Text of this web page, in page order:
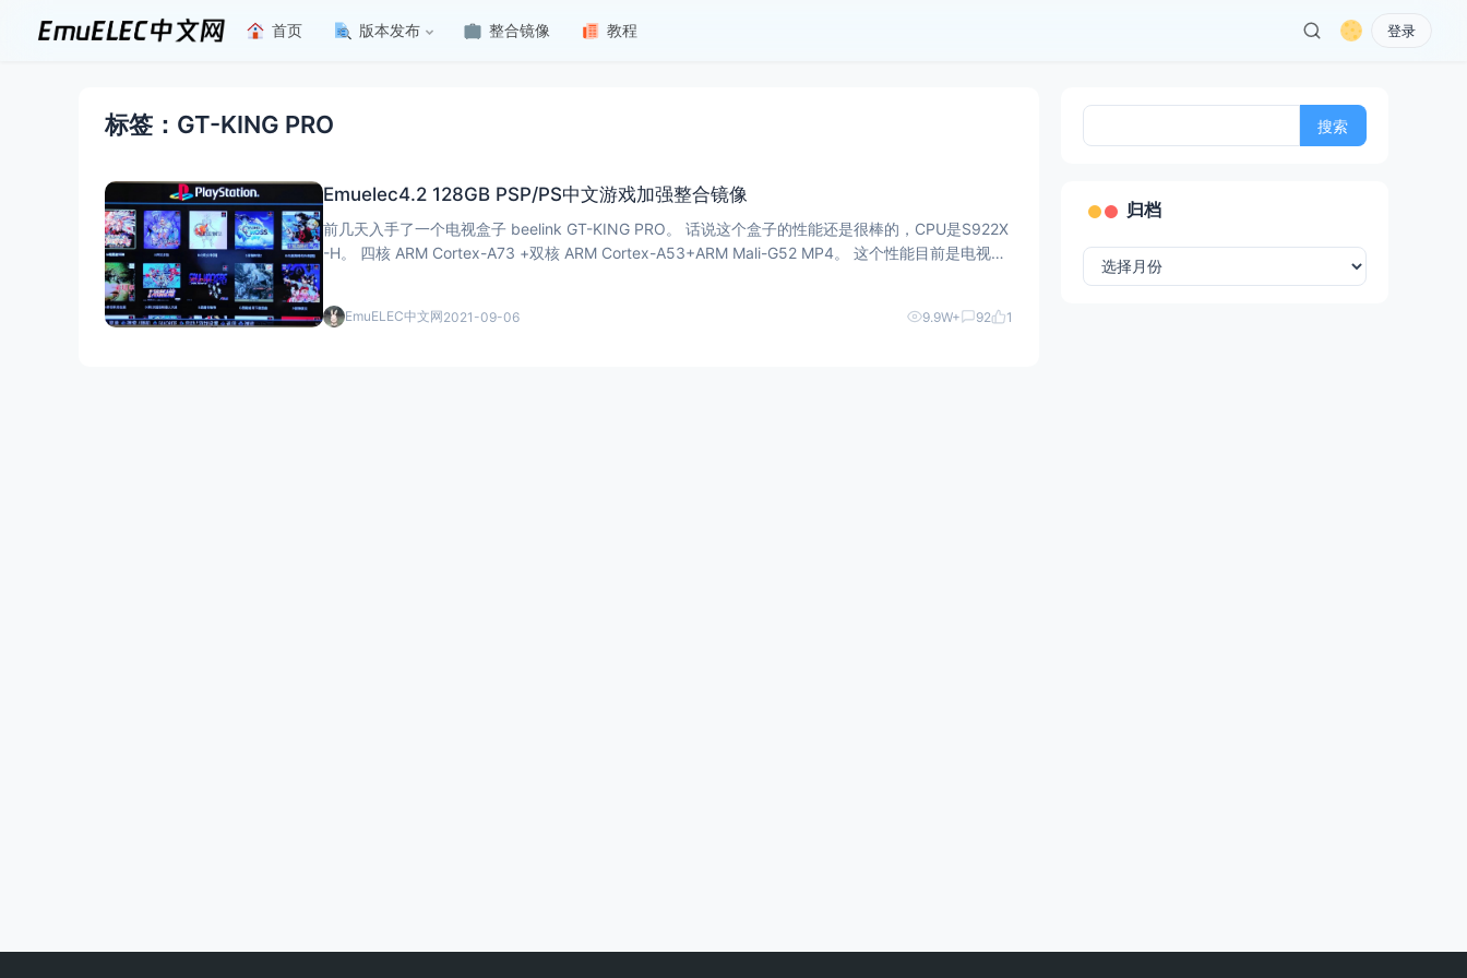
首页 版本发布 整合镜像 教程 登录
标签：GT-KING PRO
Emuelec4.2 128GB PSP/PS中文游戏加强整合镜像
前几天入手了一个电视盒子 beelink GT-KING PRO。 话说这个盒子的性能还是很棒的，CPU是S922X
-H。 四核 ARM Cortex-A73 +双核 ARM Cortex-A53+ARM Mali-G52 MP4。 这个性能目前是电视盒
EmuELEC中文网2021-09-06 9.9W+ 92 1
归档
归
档